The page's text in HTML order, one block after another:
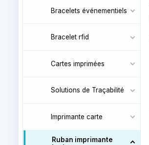
Bracelets événementiels
Bracelet rfid
Cartes imprimées
Solutions de Traçabilité
Imprimante carte
Ruban imprimante